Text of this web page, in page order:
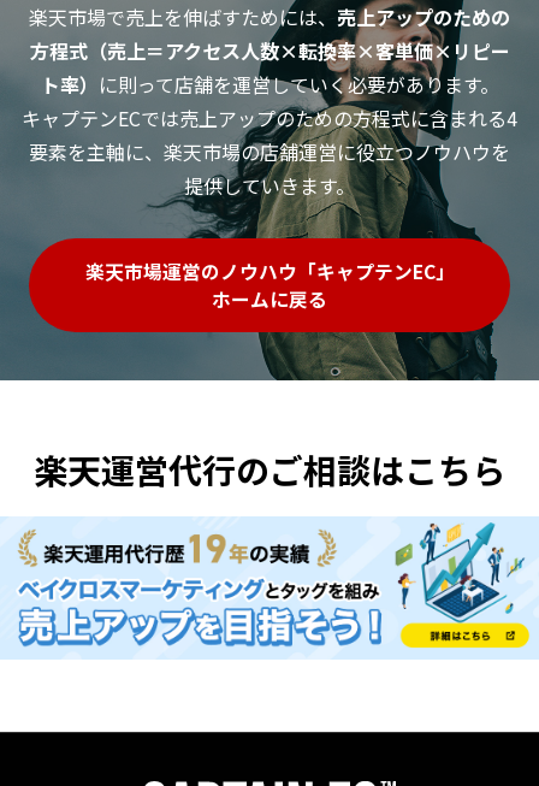
楽天市場で売上を伸ばすためには、 売上アップのための
方程式（売上＝アクセス人数×転換率×客単価×リピー
ト率） に則って店舗を運営していく必要があります。
キャプテンECでは売上アップのための方程式に含まれる4
要素を主軸に、楽天市場の店舗運営に役立つノウハウを
提供していきます。
楽天市場運営のノウハウ「キャプテンEC」
ホームに戻る
楽天運営代行のご相談はこちら